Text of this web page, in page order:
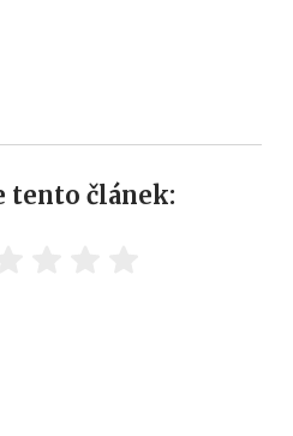
tento článek: